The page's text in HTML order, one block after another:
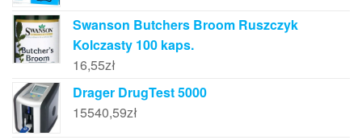
Swanson Butchers Broom Ruszczyk
Kolczasty 100 kaps.
16,55zł
Drager DrugTest 5000
15540,59zł